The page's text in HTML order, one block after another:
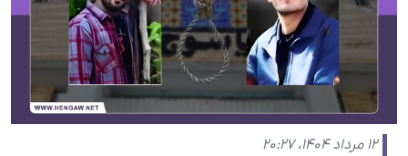
۱۲ مرداد ۱۴۰۴، ۲۰:۲۷